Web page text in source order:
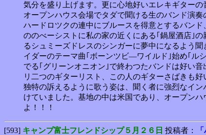
気分を盛り上げます。更に心地好いエレキギター
オープンハウス会場でタダで聞ける生のバンド演
ハードロツクの連中にブルースを得意とするバン
ののべーシストに私の家の近くにある｢鍋屋酒店｣
るシュミーズドレスのシンガーに夢中になるよう
イダーのテーマ曲｢ボーンツビ―ワイルド｣始め｢
でる｢グリーンオニオン｣で終わつたバンドは好い
リ二つのギターリスト、この人のギターさばきも
独特の訴えるように歌う姿は、聞く者に強烈なイ
けていました。基地の中は米国であり、オープン
よ！！！
[593] キャンプ富士フレンドシップ５月２６日 投稿者：